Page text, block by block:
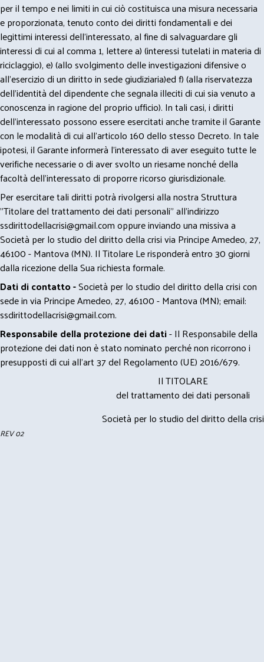
per il tempo e nei limiti in cui ciò costituisca una misura necessaria
e proporzionata, tenuto conto dei diritti fondamentali e dei
legittimi interessi dell’interessato, al fine di salvaguardare gli
interessi di cui al comma 1, lettere a) (interessi tutelati in materia di
riciclaggio), e) (allo svolgimento delle investigazioni difensive o
all’esercizio di un diritto in sede giudiziaria)ed f) (alla riservatezza
dell’identità del dipendente che segnala illeciti di cui sia venuto a
conoscenza in ragione del proprio ufficio). In tali casi, i diritti
dell’interessato possono essere esercitati anche tramite il Garante
con le modalità di cui all’articolo 160 dello stesso Decreto. In tale
ipotesi, il Garante informerà l’interessato di aver eseguito tutte le
verifiche necessarie o di aver svolto un riesame nonché della
facoltà dell’interessato di proporre ricorso giurisdizionale.
Per esercitare tali diritti potrà rivolgersi alla nostra Struttura
"Titolare del trattamento dei dati personali" all'indirizzo
ssdirittodellacrisi@gmail.comoppure inviando una missiva a
Società per lo studio del diritto della crisi via Principe Amedeo, 27,
46100 - Mantova (MN). Il Titolare Le risponderà entro 30 giorni
dalla ricezione della Sua richiesta formale.
Dati di contatto -Società per lo studio del diritto della crisi con
sede in via Principe Amedeo, 27, 46100 - Mantova (MN); email:
ssdirittodellacrisi@gmail.com.
Responsabile della protezione dei dati- Il Responsabile della
protezione dei dati non è stato nominato perché non ricorrono i
presupposti di cui all’art 37 del Regolamento (UE) 2016/679.
Il TITOLARE
del trattamento dei dati personali
Società per lo studio del diritto della crisi
REV 02